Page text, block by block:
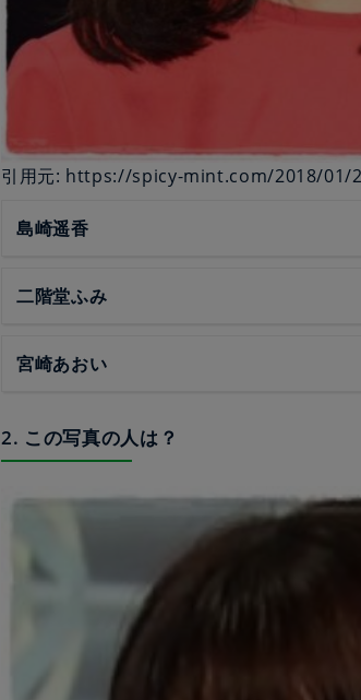
引用元: https://spicy-mint.com/2018/01/
島崎遥香
二階堂ふみ
宮崎あおい
2. この写真の人は？